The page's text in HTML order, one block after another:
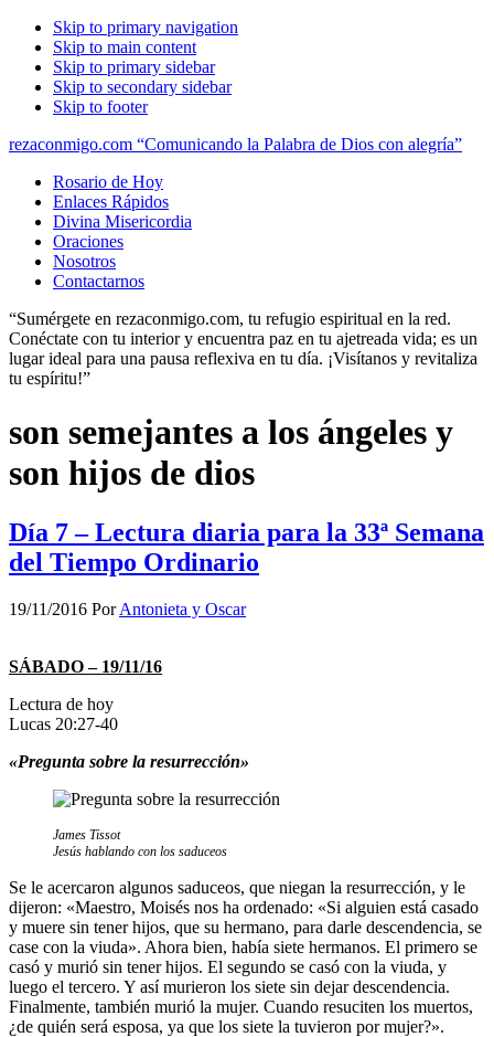
Skip to primary navigation
Skip to main content
Skip to primary sidebar
Skip to secondary sidebar
Skip to footer
rezaconmigo.com “Comunicando la Palabra de Dios con alegría”
Rosario de Hoy
Enlaces Rápidos
Divina Misericordia
Oraciones
Nosotros
Contactarnos
“Sumérgete en rezaconmigo.com, tu refugio espiritual en la red.
Conéctate con tu interior y encuentra paz en tu ajetreada vida; es un
lugar ideal para una pausa reflexiva en tu día. ¡Visítanos y revitaliza
tu espíritu!”
son semejantes a los ángeles y
son hijos de dios
Día 7 – Lectura diaria para la 33ª Semana
del Tiempo Ordinario
19/11/2016 PorAntonieta y Oscar
SÁBADO – 19/11/16
Lectura de hoy
Lucas 20:27-40
«Pregunta sobre la resurrección»
James Tissot
Jesús hablando con los saduceos
Se le acercaron algunos saduceos, que niegan la resurrección, y le
dijeron: «Maestro, Moisés nos ha ordenado: «Si alguien está casado
y muere sin tener hijos, que su hermano, para darle descendencia, se
case con la viuda». Ahora bien, había siete hermanos. El primero se
casó y murió sin tener hijos. El segundo se casó con la viuda, y
luego el tercero. Y así murieron los siete sin dejar descendencia.
Finalmente, también murió la mujer. Cuando resuciten los muertos,
¿de quién será esposa, ya que los siete la tuvieron por mujer?».